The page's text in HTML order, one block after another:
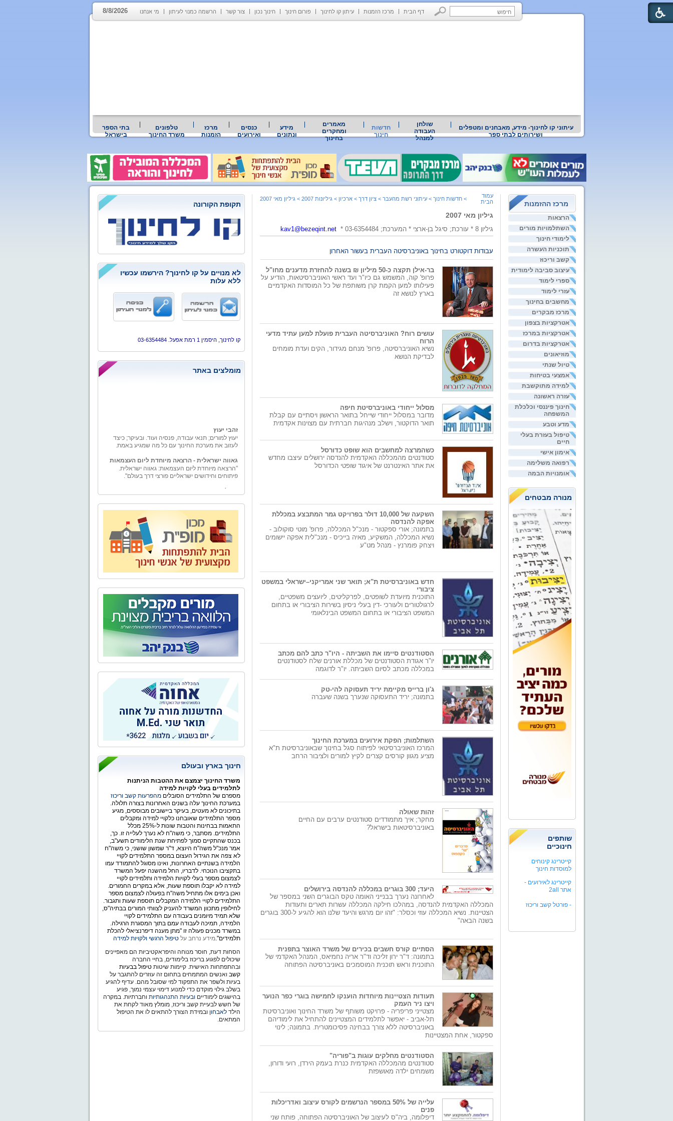
דף הבית מרכז הזמנות עיתון קו לחינוך פורום חינוך חינוך נכון צור קשר הרשמה כמנוי לעיתון מי אנחנו 8/8/2026
עיתוני קו לחינוך- מידע, מאבחנים ומטפלים
ושירותים לבתי ספר
שולחן
העבודה
למנהל
חדשות
חינוך
מאמרים
ומחקרים
בחינוך
מידע
ונתונים
כנסים
ואירועים
מרכז
הזמנות
טלפונים
משרד החינוך
בתי הספר
בישראל
מרכז ההזמנות
הרצאות
השתלמויות מורים
לימודי חינוך
תוכניות העשרה
קשב וריכוז
עיצוב סביבה לימודית
ספרי לימוד
עזרי לימוד
מחשבים בחינוך
מרכז מבקרים
אטרקציות בצפון
אטרקציות במרכז
אטרקציות בדרום
מוזיאונים
טיול שנתי
אמצעי בטיחות
למידה מתוקשבת
עזרה ראשונה
חינוך פיננסי וכלכלת
המשפחה
מדע וטבע
טיפול בעזרת בעלי
חיים
אימון אישי
רפואה משלימה
אומנויות הבמה
מנורה מבטחים
שותפים
חינוכיים
קייטרינג קינוחים
למוסדות חינוך
קייטרינג לאירועים -
אתר 2all
-פורטל קשב וריכוז
עמוד
הבית
> חדשות חינוך > עיתוני רשת מהעבר > ציון דרך > ארכיון > גיליונות 2007 > גיליון מאי 2007
גיליון מאי 2007
גיליון 8 * עורכת; סיגל בן-ארצי * המערכת; 03-6354484 * kav1@bezeqint.net
עבודות דוקטורט בחינוך באוניברסיטה העברית בעשור האחרון
בר-אילן תקצה כ-50 מיליון ₪ בשנה להחזרת מדענים מחו"ל
פרופ' קוה, המשמש גם כיו"ר ועד ראשי האוניברסיטאות, הודיע על
פעילותו למען הקמת קרן משותפת של כל המוסדות האקדמיים
בארץ לנושא זה
עושים רוח? האוניברסיטה העברית פועלת למען עתיד מדעי
הרוח
נשיא האוניברסיטה, פרופ' מנחם מגידור, הקים ועדת מומחים
לבדיקת הנושא
מסלול ייחודי באוניברסיטת חיפה
מדובר במסלול ייחודי שייחל בתואר הראשון ויסתיים עם קבלת
תואר הדוקטור, וישלב מנהיגות חברתית עם מצוינות אקדמית
כשהמרצה למחשבים הוא שופט כדורסל
סטודנטים מהמכללה האקדמית להנדסה ירושלים עיצבו מחדש
את אתר האינטרנט של איגוד שופטי הכדורסל
השקעה של 10,000 דולר בפרויקט גמר המתבצע במכללת
אפקה להנדסה
בתמונה; אורי ספקטור - מנכ"ל המכללה, פרופ' מוטי סוקולוב -
נשיא המכללה, המשקיע, מאיה בייכיס - מנכ"לית אפקה יישומים
ויצחק פומרנץ - מנהל מט"ע
חדש באוניברסיטת ת"א; תואר שני אמריקני–ישראלי במשפט
ציבורי
התוכנית מיועדת לשופטים, לפרקליטים, ליועצים משפטיים,
לרגולטורים ולעורכי -דין בעלי ניסיון בשירות הציבורי או בתחום
המשפט הציבורי או בתחום המשפט הבינלאומי
הסטודנטים סיימו את השביתה - היו"ר כתב להם מכתב
יו"ר אגודת הסטודנטים של מכללת אורנים שלח לסטודנטים
במכללה מכתב לסיום השביתה. יו"ר לדוגמה
ג'ון ברייס מקיימת יריד תעסוקה להי-טק
בתמונה; יריד התעסוקה שנערך בשנה שעברה
השתלמות; הפקת אירועים במערכת החינוך
המרכז האוניברסיטאי לפיתוח סגל בחינוך שבאוניברסיטת ת"א
מציע מגוון קורסים קצרים לקיץ למורים ולציבור הרחב
זהות שאולה
מחקר; איך מתמודדים סטודנטים ערבים עם החיים
באוניברסיטאות בישראל?
היעד; 300 בוגרים במכללה להנדסה בירושלים
לאחרונה נערך בבנייני האומה טקס הבוגרים השני במספר של
המכללה האקדמית להנדסה, במהלכו חילקה המכללה עשרות תארים ותעודות
הצטיינות. נשיא המכללה עוזי וכסלר: "זהו יום מרגש והיעד שלנו הוא להגיע ל-300 בוגרים
בשנה הבאה"
הסתיים קורס חשבים בכירים של משרד האוצר בתפנית
בתמונה: ד"ר ירון זליכה וד"ר אריה נחמיאס, המנהל האקדמי של
התוכנית וראש תוכנית המוסמכים באוניברסיטה הפתוחה
תעודות הצטיינות מיוחדות הוענקו לחמישה בוגרי כפר הנוער
ויצו ניר העמק
מצטייני פריפריה - פרויקט משותף של משרד החינוך ואוניברסיטת
תל-אביב - יאפשר לתלמידים המצטיינים להתחיל את לימודיהם
באוניברסיטה ללא צורך בבחינה פסיכומטרית. בתמונה; לינוי
ספקטור, אחת המצטיינות
הסטודנטים מחלקים עוגות ב"פוריה"
סטודנטים מהמכללה האקדמית כנרת בעמק הירדן, רועי ודורון,
משמחים ילדה מאושפזת
עלייה של 50% במספר הנרשמים לקורס עיצוב ואדריכלות
פנים
דיפלומה, ביה"ס לעיצוב של האוניברסיטה הפתוחה, פותח שני
תקופת הקורונה
לא מנויים על קו לחינוך? הירשמו עכשיו
ללא עלות
קו לחינוך, היסמין 1 רמת אפעל. 03-6354484
מומלצים באתר
יעוץ למורים; תנאי עבודה, פנסיה ועוד. ובעיקר; כיצד
לעזוב את מערכת החינוך עם כל מה שמגיע באמת.
"הרצאה מיוחדת ליום העצמאות: גאווה ישראלית.
פיתוחים וחידושים ישראליים פורצי דרך בעולם".
אובייקטיבית ומגוון פתרונות פיננסיים להם ולבני ביתם.
מאחורינו אלפי שעות ייעוץ פיננסי ופנסיוני לכל מגזרי
המשק השונים.
אל הטבע - טיולים, אירועים, ימי גיבוש וסדנאות
לארגונים,סדנאות O.D.T
"אל הטבע" מתמחה בהפקת פעילויות שונות בטבע -
טיולים, אירועים, ימי גיבוש וסדנאות לארגונים, בתי
כדי להעניק ללקוחותינו חוויה שתיזכר לאורך זמן.
הצוות של "אל הטבע" בשילוב התפאורה של טבע
ארצנו מבטיח יציאה מהשגרה וחוויה שתיזכר לזמן רב.
בית ביאליק
לאחרונה, נפתח מחדש מוזיאון בית ביאליק, ביתו של
המשורר הלאומי חיים נחמן ביאליק. לאחר עבודת
שיקום ושיחזור יוצאת דופן החושפת ומאירה את רוח
האיש והתקופה, מזמין אתכם בית ביאליק להתוודע
לאחד מבתיה האותנטיים, המרגשים והמלהיבים של
העיר העברית הראשונה, ולעולמו הפרטי והציבורי של
המשורר הלאומי
חינוך בארץ ובעולם
משרד החינוך יצמצם את ההטבות הניתנות
לתלמידים בעלי לקויות למידה
מספרם של התלמידים הסובלים מהפרעות קשב וריכוז
במערכת החינוך עלה בשנים האחרונות בצורה תלולה.
בתיכונים לא מעטים, בעיקר ביישובים מבוססים, מגיע
מספר התלמידים שאובחנו כלקויי למידה ומקבלים
התאמות בבחינות והטבות שונות ל-25% מכלל
התלמידים. מסתבר, כי משה"ח לא נערך לעלייה זו. כך,
בכנס שהתקיים סמוך לפתיחת שנת הלימודים תשע"ב,
אמר מנכ"ל משה"ח היוצא, ד"ר שמשון שושני, כי משה"ח
לא צפה את הגידול העצום במספר התלמידים לקויי
הלמידה בשנתיים האחרונות, ואינו מסוגל להתמודד עמו
בתקציבו הנוכחי. לדבריו, החל מהשנה יפעל המשרד
לצמצום מספר בעלי לקויות הלמידה ותלמידים לקויי
למידה לא יקבלו תוספת שעות, אלא במקרים החמורים.
ואכן בימים אלו מתחיל משה"ח בפעולה לצמצום מספר
התלמידים לקויי הלמידה המקבלים תוספת שעות ותגבור.
לחילופין מתכוון המשרד להעניק לצוותי המורים בבתיה"ס,
שלא תמיד מיומנים בעבודה עם התלמידים לקויי
הלמידה, תמיכה לעבודה עמם בתוך המסגרת הרגילה.
במשרד מכנים פעולה זו "מתן מענה דיפרנציאלי להכלת
תלמידים".מידע נרחב עלטיפול הרגשי ולקויות למידה
הסחות דעת, חוסר מנוחה והיפראקטיביות הם מאפיינים
שיכולים לפגוע בריכוז בלימודים, בחיי החברה
ובהתפתחות האישית. קיימות שיטותטיפול בבעיות
קשב ואנשים המתמחים בתחום זה עוזרים להתגבר על
בעיות ולשפר את התפקוד למי שסובל מהם. עדיף להגיע
בשלב גילוי מוקדם כדי למנוע דימוי עצמי נמוך, פגיע
בהישגים לימודייםובעיות התנהגותיות וחברתיות. במקרה
של חשש לבעיית קשב וריכוז, מומלץ מאוד לקחת את
הילדלאבחון ובמידת הצורך להתאים לו את הטיפול
המתאים.